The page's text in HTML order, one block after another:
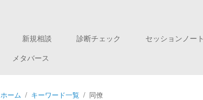
新規相談 診断チェック セッションノート
メタバース
ホーム キーワード一覧 同僚